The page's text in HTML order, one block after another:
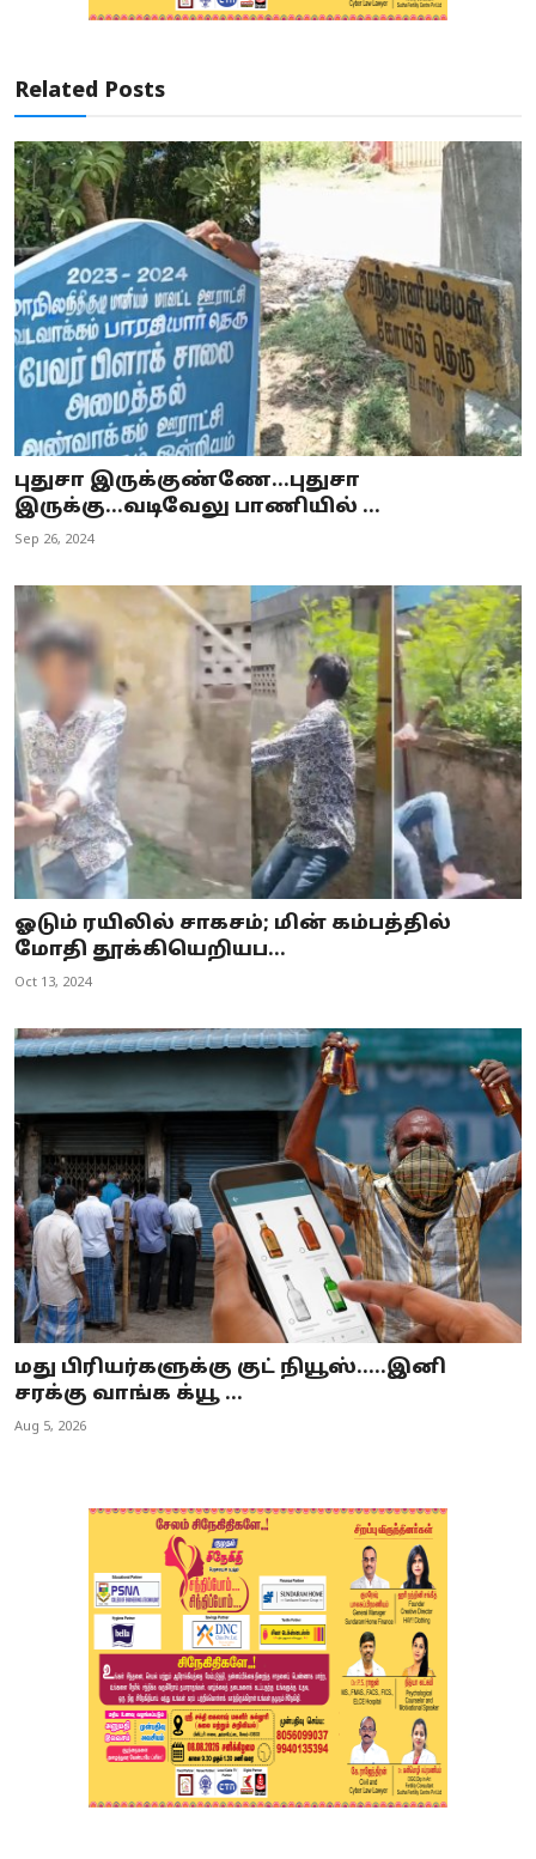
Related Posts
புதுசா இருக்குண்ணே...புதுசா
இருக்கு...வடிவேலு பாணியில் ...
Sep 26, 2024
ஓடும் ரயிலில் சாகசம்; மின் கம்பத்தில்
மோதி தூக்கியெறியப...
Oct 13, 2024
மது பிரியர்களுக்கு குட் நியூஸ்…..இனி
சரக்கு வாங்க க்யூ ...
Aug 5, 2026